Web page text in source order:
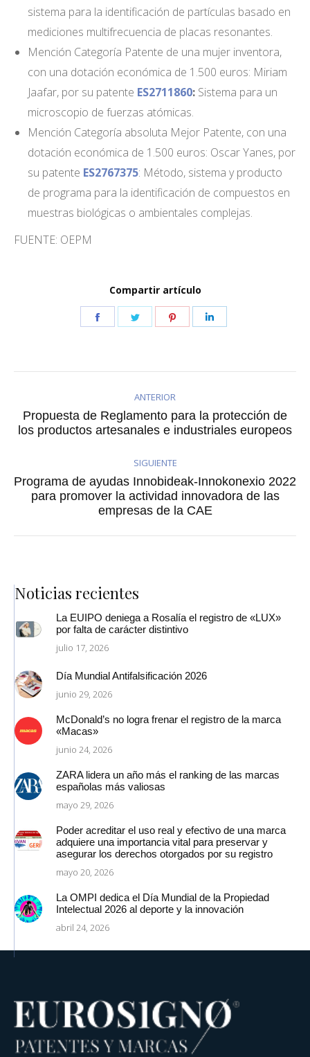
sistema para la identificación de partículas basado en
mediciones multifrecuencia de placas resonantes.
Mención Categoría Patente de una mujer inventora,
con una dotación económica de 1.500 euros: Miriam
Jaafar, por su patente ES2711860: Sistema para un
microscopio de fuerzas atómicas.
Mención Categoría absoluta Mejor Patente, con una
dotación económica de 1.500 euros: Oscar Yanes, por
su patente ES2767375: Método, sistema y producto
de programa para la identificación de compuestos en
muestras biológicas o ambientales complejas.
FUENTE: OEPM
Compartir artículo
Share
Share
Share
ANTERIOR
Publicación
Propuesta de Reglamento para la protección de
los productos artesanales e industriales europeos
SIGUIENTE
Publicación
siguiente:
Programa de ayudas Innobideak-Innokonexio 2022
para promover la actividad innovadora de las
empresas de la CAE
Noticias recientes
La EUIPO deniega a Rosalía el registro de «LUX»
por falta de carácter distintivo
julio 17, 2026
Día Mundial Antifalsificación 2026
junio 29, 2026
McDonald’s no logra frenar el registro de la marca
«Macas»
junio 24, 2026
ZARA lidera un año más el ranking de las marcas
españolas más valiosas
mayo 29, 2026
Poder acreditar el uso real y efectivo de una marca
adquiere una importancia vital para preservar y
asegurar los derechos otorgados por su registro
mayo 20, 2026
La OMPI dedica el Día Mundial de la Propiedad
Intelectual 2026 al deporte y la innovación
abril 24, 2026